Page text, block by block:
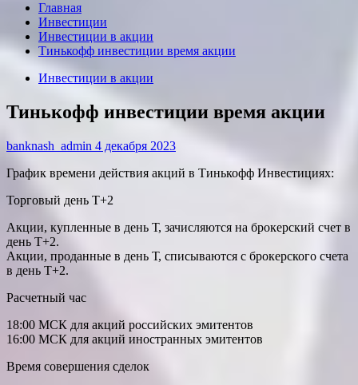
Главная
Инвестиции
Инвестиции в акции
Тинькофф инвестиции время акции
Инвестиции в акции
Тинькофф инвестиции время акции
banknash_admin 4 декабря 2023
График времени действия акций в Тинькофф Инвестициях:
Торговый день T+2
Акции, купленные в день Т, зачисляются на брокерский счет в
день Т+2.
Акции, проданные в день Т, списываются с брокерского счета
в день Т+2.
Расчетный час
18:00 МСК для акций российских эмитентов
16:00 МСК для акций иностранных эмитентов
Время совершения сделок